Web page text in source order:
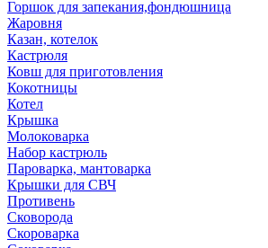
Горшок для запекания,фондюшница
Жаровня
Казан, котелок
Кастрюля
Ковш для приготовления
Кокотницы
Котел
Крышка
Молоковарка
Набор кастрюль
Пароварка, мантоварка
Крышки для СВЧ
Противень
Сковорода
Скороварка